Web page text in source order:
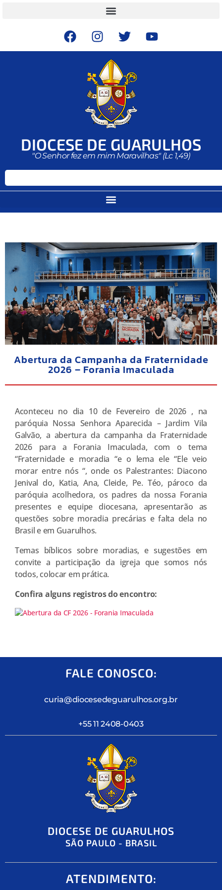
DIOCESE DE GUARULHOS
"O Senhor fez em mim Maravilhas" (Lc 1,49)
Abertura da Campanha da Fraternidade
2026 – Forania Imaculada
Aconteceu no dia 10 de Fevereiro de 2026 , na
paróquia Nossa Senhora Aparecida – Jardim Vila
Galvão, a abertura da campanha da Fraternidade
2026 para a Forania Imaculada, com o tema
“Fraternidade e moradia “e o lema ele “Ele veio
morar entre nós “, onde os Palestrantes: Diacono
Jenival do, Katia, Ana, Cleide, Pe. Téo, pároco da
paróquia acolhedora, os padres da nossa Forania
presentes e equipe diocesana, apresentarão as
questões sobre moradia precárias e falta dela no
Brasil e em Guarulhos.
Temas bíblicos sobre moradias, e sugestões em
convite a participação da igreja que somos nós
todos, colocar em prática.
Confira alguns registros do encontro:
FALE CONOSCO:
curia@diocesedeguarulhos.org.br
+55 11 2408-0403
DIOCESE DE GUARULHOS
SÃO PAULO - BRASIL
ATENDIMENTO: